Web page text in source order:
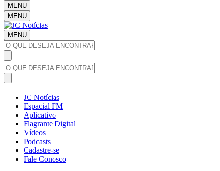
MENU
MENU
MENU
JC Notícias
Espacial FM
Aplicativo
Flagrante Digital
Vídeos
Podcasts
Cadastre-se
Fale Conosco